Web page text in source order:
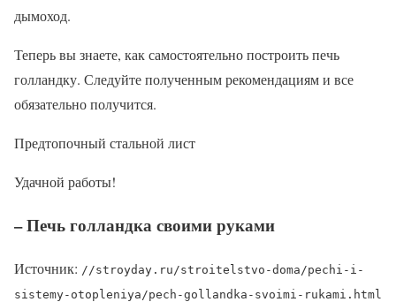
дымоход.
Теперь вы знаете, как самостоятельно построить печь
голландку. Следуйте полученным рекомендациям и все
обязательно получится.
Предтопочный стальной лист
Удачной работы!
– Печь голландка своими руками
Источник: //stroyday.ru/stroitelstvo-doma/pechi-i-
sistemy-otopleniya/pech-gollandka-svoimi-rukami.html